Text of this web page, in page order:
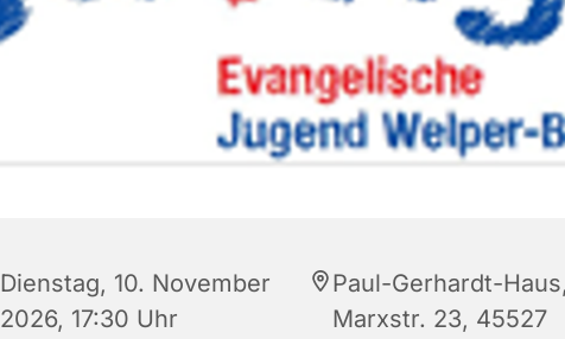
Dienstag, 10. November
2026, 17:30 Uhr
Paul-Gerhardt-
Marxstr. 23, 45527